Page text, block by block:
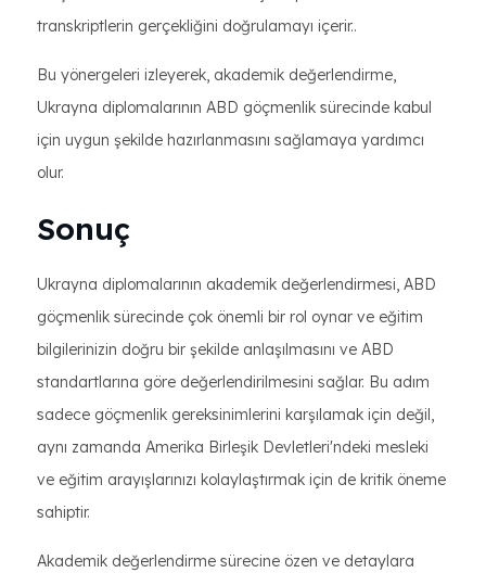
transkriptlerin gerçekliğini doğrulamayı içerir..
Bu yönergeleri izleyerek, akademik değerlendirme,
Ukrayna diplomalarının ABD göçmenlik sürecinde kabul
için uygun şekilde hazırlanmasını sağlamaya yardımcı
olur.
Sonuç
Ukrayna diplomalarının akademik değerlendirmesi, ABD
göçmenlik sürecinde çok önemli bir rol oynar ve eğitim
bilgilerinizin doğru bir şekilde anlaşılmasını ve ABD
standartlarına göre değerlendirilmesini sağlar. Bu adım
sadece göçmenlik gereksinimlerini karşılamak için değil,
aynı zamanda Amerika Birleşik Devletleri'ndeki mesleki
ve eğitim arayışlarınızı kolaylaştırmak için de kritik öneme
sahiptir.
Akademik değerlendirme sürecine özen ve detaylara